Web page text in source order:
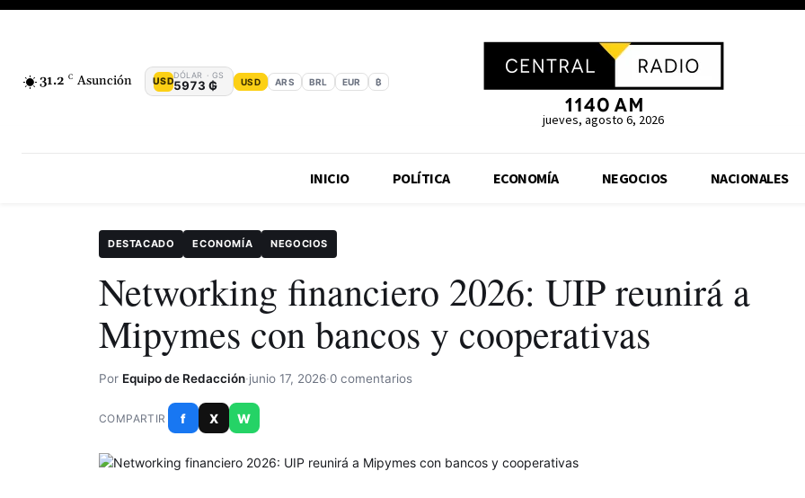
31.2 C Asunción USD
DÓLAR · GS
5973 ₲ USD ARS BRL EUR ₿
jueves, agosto 6, 2026
INICIO POLÍTICA ECONOMÍA NEGOCIOS NACIONALES
DESTACADO ECONOMÍA NEGOCIOS
Networking financiero 2026: UIP reunirá a
Mipymes con bancos y cooperativas
Por Equipo de Redacción·junio 17, 2026·0 comentarios
COMPARTIR f X W